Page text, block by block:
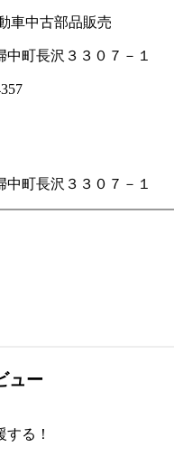
車中古部品販売
町長沢３３０７－１
町長沢３３０７－１
ュー
する！